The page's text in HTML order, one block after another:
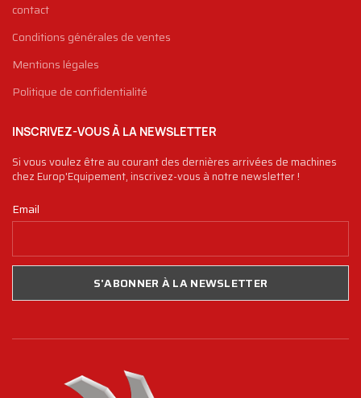
contact
Conditions générales de ventes
Mentions légales
Politique de confidentialité
INSCRIVEZ-VOUS À LA NEWSLETTER
Si vous voulez être au courant des dernières arrivées de machines
chez Europ'Equipement, inscrivez-vous à notre newsletter !
Email